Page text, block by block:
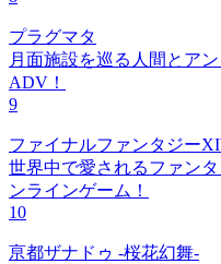
プラグマタ
月面施設を巡る人間とア
ADV！
9
ファイナルファンタジー
世界中で愛されるファン
ンラインゲーム！
10
亰都ザナドゥ -桜花幻舞-